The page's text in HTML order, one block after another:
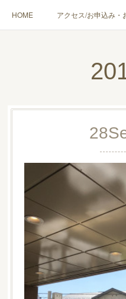
HOME アクセス/お申込み・
〔愉しむ〕アロマクラフトワークシ
〔使う〕
ハンモックタイ古式協会® 厚木校
出張講座(
28